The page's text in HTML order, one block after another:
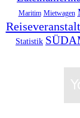
Maritim Mietwagen
Statistik